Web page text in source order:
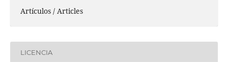
Artículos / Articles
LICENCIA